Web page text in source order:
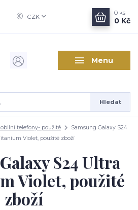
Menu
CZK
Hledat
0 ks
0 Kč
telefony- použité
Samsung Galaxy S24
Violet, použité zboží
S24 Ultra
Violet, použité
zboží